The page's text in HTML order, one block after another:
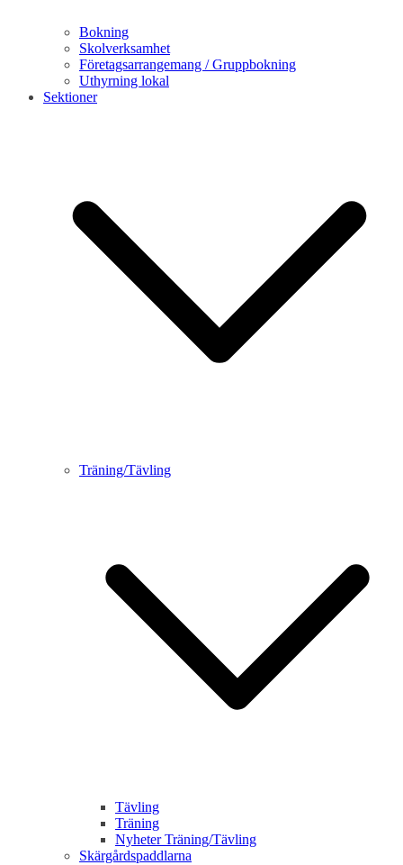
Bokning
Skolverksamhet
Företagsarrangemang / Gruppbokning
Uthyrning lokal
Sektioner
Träning/Tävling
Tävling
Träning
Nyheter Träning/Tävling
Skärgårdspaddlarna